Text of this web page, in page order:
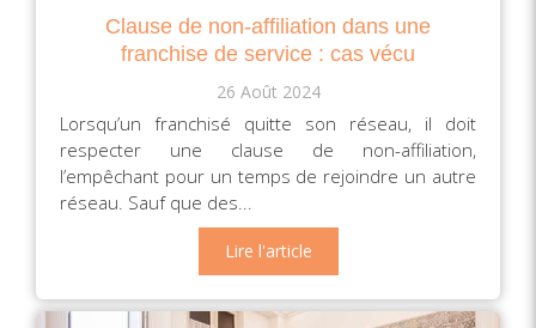
Clause de non-affiliation dans une
franchise de service : cas vécu
26 Août 2024
Lorsqu’un franchisé quitte son réseau, il doit
respecter une clause de non-affiliation,
l’empêchant pour un temps de rejoindre un autre
réseau. Sauf que des...
Lire l'article